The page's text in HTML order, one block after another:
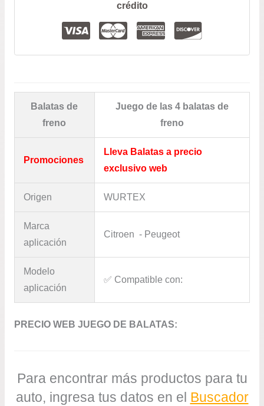
crédito
Balatas de
freno
Juego de las 4 balatas de
freno
Promociones
Lleva Balatas a precio
exclusivo web
Origen WURTEX
Marca
aplicación
Citroen - Peugeot
Modelo
aplicación
✅​ Compatible con:
PRECIO WEB JUEGO DE BALATAS:
Para encontrar más productos para tu
auto, ingresa tus datos en el Buscador